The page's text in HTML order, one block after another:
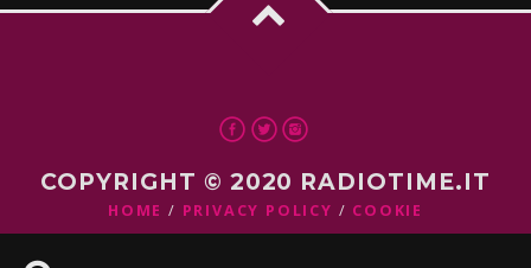
COPYRIGHT © 2020 RADIOTIME.IT
HOME PRIVACY POLICY COOKIE